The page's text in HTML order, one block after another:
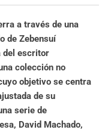
a través de una
de Zebensuí
del escritor
colección no
objetivo se centra
de su
serie de
David Machado,